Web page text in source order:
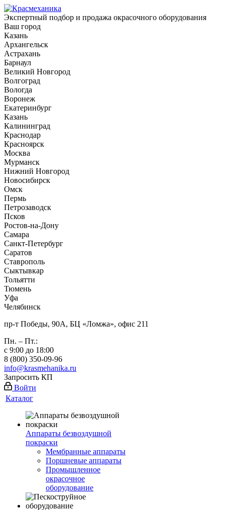
Экспертный подбор и продажа окрасочного оборудования
Ваш город
Казань
Архангельск
Астрахань
Барнаул
Великий Новгород
Волгоград
Вологда
Воронеж
Екатеринбург
Казань
Калининград
Краснодар
Красноярск
Москва
Мурманск
Нижний Новгород
Новосибирск
Омск
Пермь
Петрозаводск
Псков
Ростов-на-Дону
Самара
Санкт-Петербург
Саратов
Ставрополь
Сыктывкар
Тольятти
Тюмень
Уфа
Челябинск
пр-т Победы, 90А, БЦ «Ломжа», офис 211
Пн. – Пт.:
с 9:00 до 18:00
8 (800) 350-09-96
info@krasmehanika.ru
Запросить КП
Войти
Каталог
Аппараты безвоздушной
покраски
Мембранные аппараты
Поршневые аппараты
Промышленное
окрасочное
оборудование